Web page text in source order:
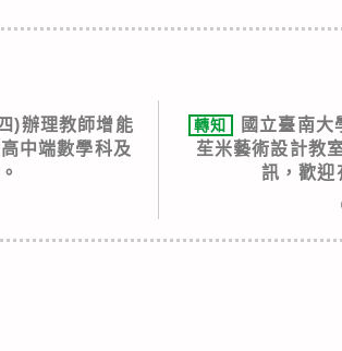
)辦理教師增能
中端數學科及
轉知
國立臺南大
苼米藝術設計教
訊，歡迎